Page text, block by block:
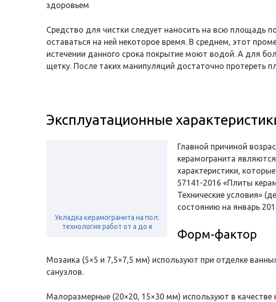
здоровьем
Средство для чистки следует наносить на всю площадь
оставаться на ней некоторое время. В среднем, этот
истечении данного срока покрытие моют водой. А для
щетку. После таких манипуляций достаточно протереть
Эксплуатационные
Укладка керамогранита на пол:
технология работ от а до я
Главной причиной
керамогранита
характеристики,
57141-2016 «Плиты
Технические условия»
состоянию на январь
Форм-фактор
Мозаика (5×5 и 7,5×7,5 мм) используют при отделке
санузлов.
Малоразмерные (20×20, 15×30 мм) используют в качестве